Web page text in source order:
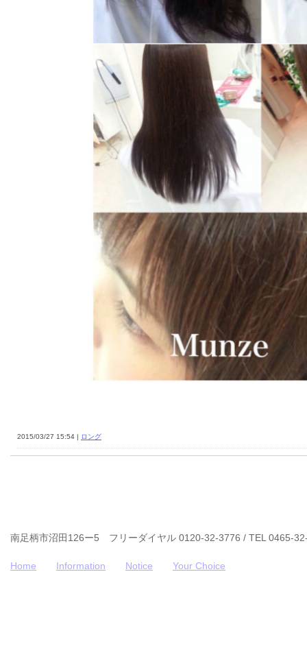
2015/03/27 15:54 | ロング
南足柄市沼田126ー5 フリーダイヤル 0120-32-3776 / TEL 0465-
Home Information Notice Your Choice